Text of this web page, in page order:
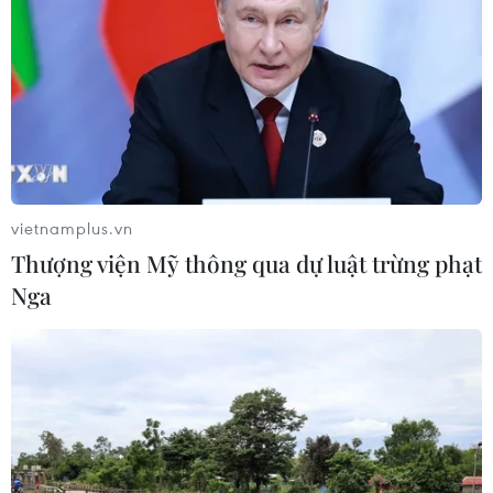
phát huy hiệu quả vai trò
08/08/2026 00:39
Indonesia không áp thuế chống bán
phá giá với nhựa từ Việt Nam
07/08/2026 14:45
Chủ tịch Quốc hội kiêm Chủ tịch Hạ
viện Thái Lan kết thúc chuyến thăm
Tổng Bí thư, Chủ tịch nước Tô Lâm:
Hợp tác nghị viện là trụ cột quan
vietnamplus.vn
Thượng viện Mỹ thông qua dự luật trừng phạt
Nga